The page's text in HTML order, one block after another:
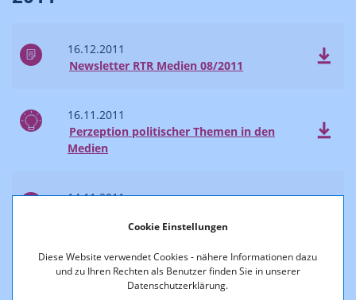
Cookie Einstellungen
Diese Website verwendet Cookies - nähere Informationen dazu
und zu Ihren Rechten als Benutzer finden Sie in unserer
Datenschutzerklärung.
16.12.2011
Newsletter RTR Medien 08/2011
16.11.2011
Perzeption politischer Themen in den
Medien
14.11.2011
04.10.2011
Newsletter RTR Medien 06/2011